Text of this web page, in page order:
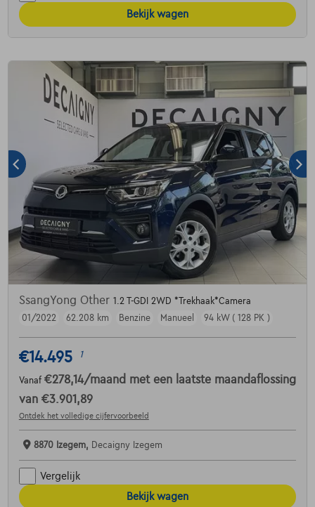
Bekijk wagen
SsangYong Other 1.2 T-GDI 2WD *Trekhaak*Camera
01/2022
62.208 km Benzine Manueel 94 kW ( 128 PK )
€14.495 1
Vanaf €278,14/maand met een laatste maandaflossing
van €3.901,89
Ontdek het volledige cijfervoorbeeld
8870 Izegem, Decaigny Izegem
Vergelijk
Bekijk wagen